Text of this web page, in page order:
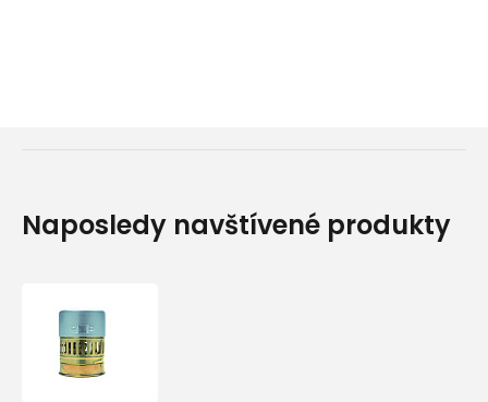
Naposledy navštívené produkty